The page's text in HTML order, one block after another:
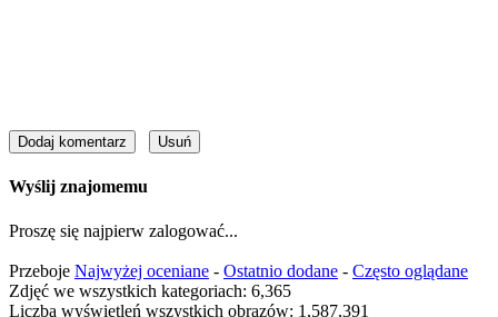
Wyślij znajomemu
Proszę się najpierw zalogować...
Przeboje Najwyżej oceniane - Ostatnio dodane - Często oglądane
Zdjęć we wszystkich kategoriach: 6,365
Liczba wyświetleń wszystkich obrazów: 1,587,391